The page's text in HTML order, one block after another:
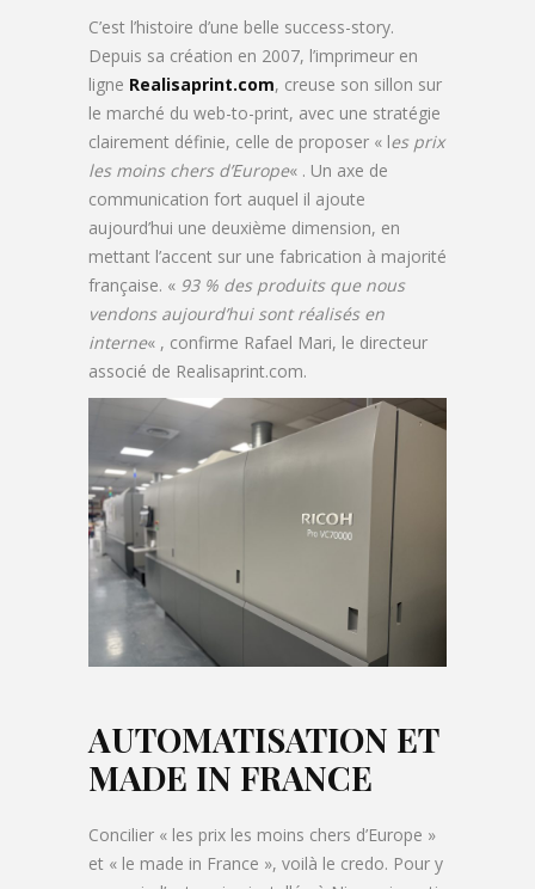
C’est l’histoire d’une belle success-story.
Depuis sa création en 2007, l’imprimeur en
ligne Realisaprint.com, creuse son sillon sur
le marché du web-to-print, avec une stratégie
clairement définie, celle de proposer « les prix
les moins chers d’Europe« . Un axe de
communication fort auquel il ajoute
aujourd’hui une deuxième dimension, en
mettant l’accent sur une fabrication à majorité
française. « 93 % des produits que nous
vendons aujourd’hui sont réalisés en
interne« , confirme Rafael Mari, le directeur
associé de Realisaprint.com.
AUTOMATISATION ET
MADE IN FRANCE
Concilier « les prix les moins chers d’Europe »
et « le made in France », voilà le credo. Pour y